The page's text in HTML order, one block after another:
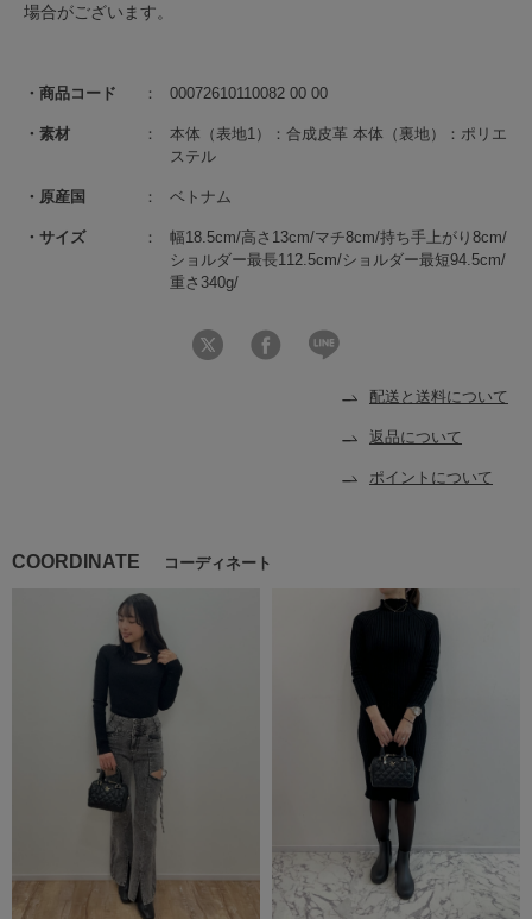
商品コード 00072610110082 00 00
素材
本体（表地1）：合成皮革 本体（裏地）：ポリエ
ステル
原産国 ベトナム
サイズ
幅18.5cm/高さ13cm/マチ8cm/持ち手上がり8cm/
ショルダー最長112.5cm/ショルダー最短94.5cm/
重さ340g/
配送と送料について
返品について
ポイントについて
COORDINATE コーディネート
場合がございます。